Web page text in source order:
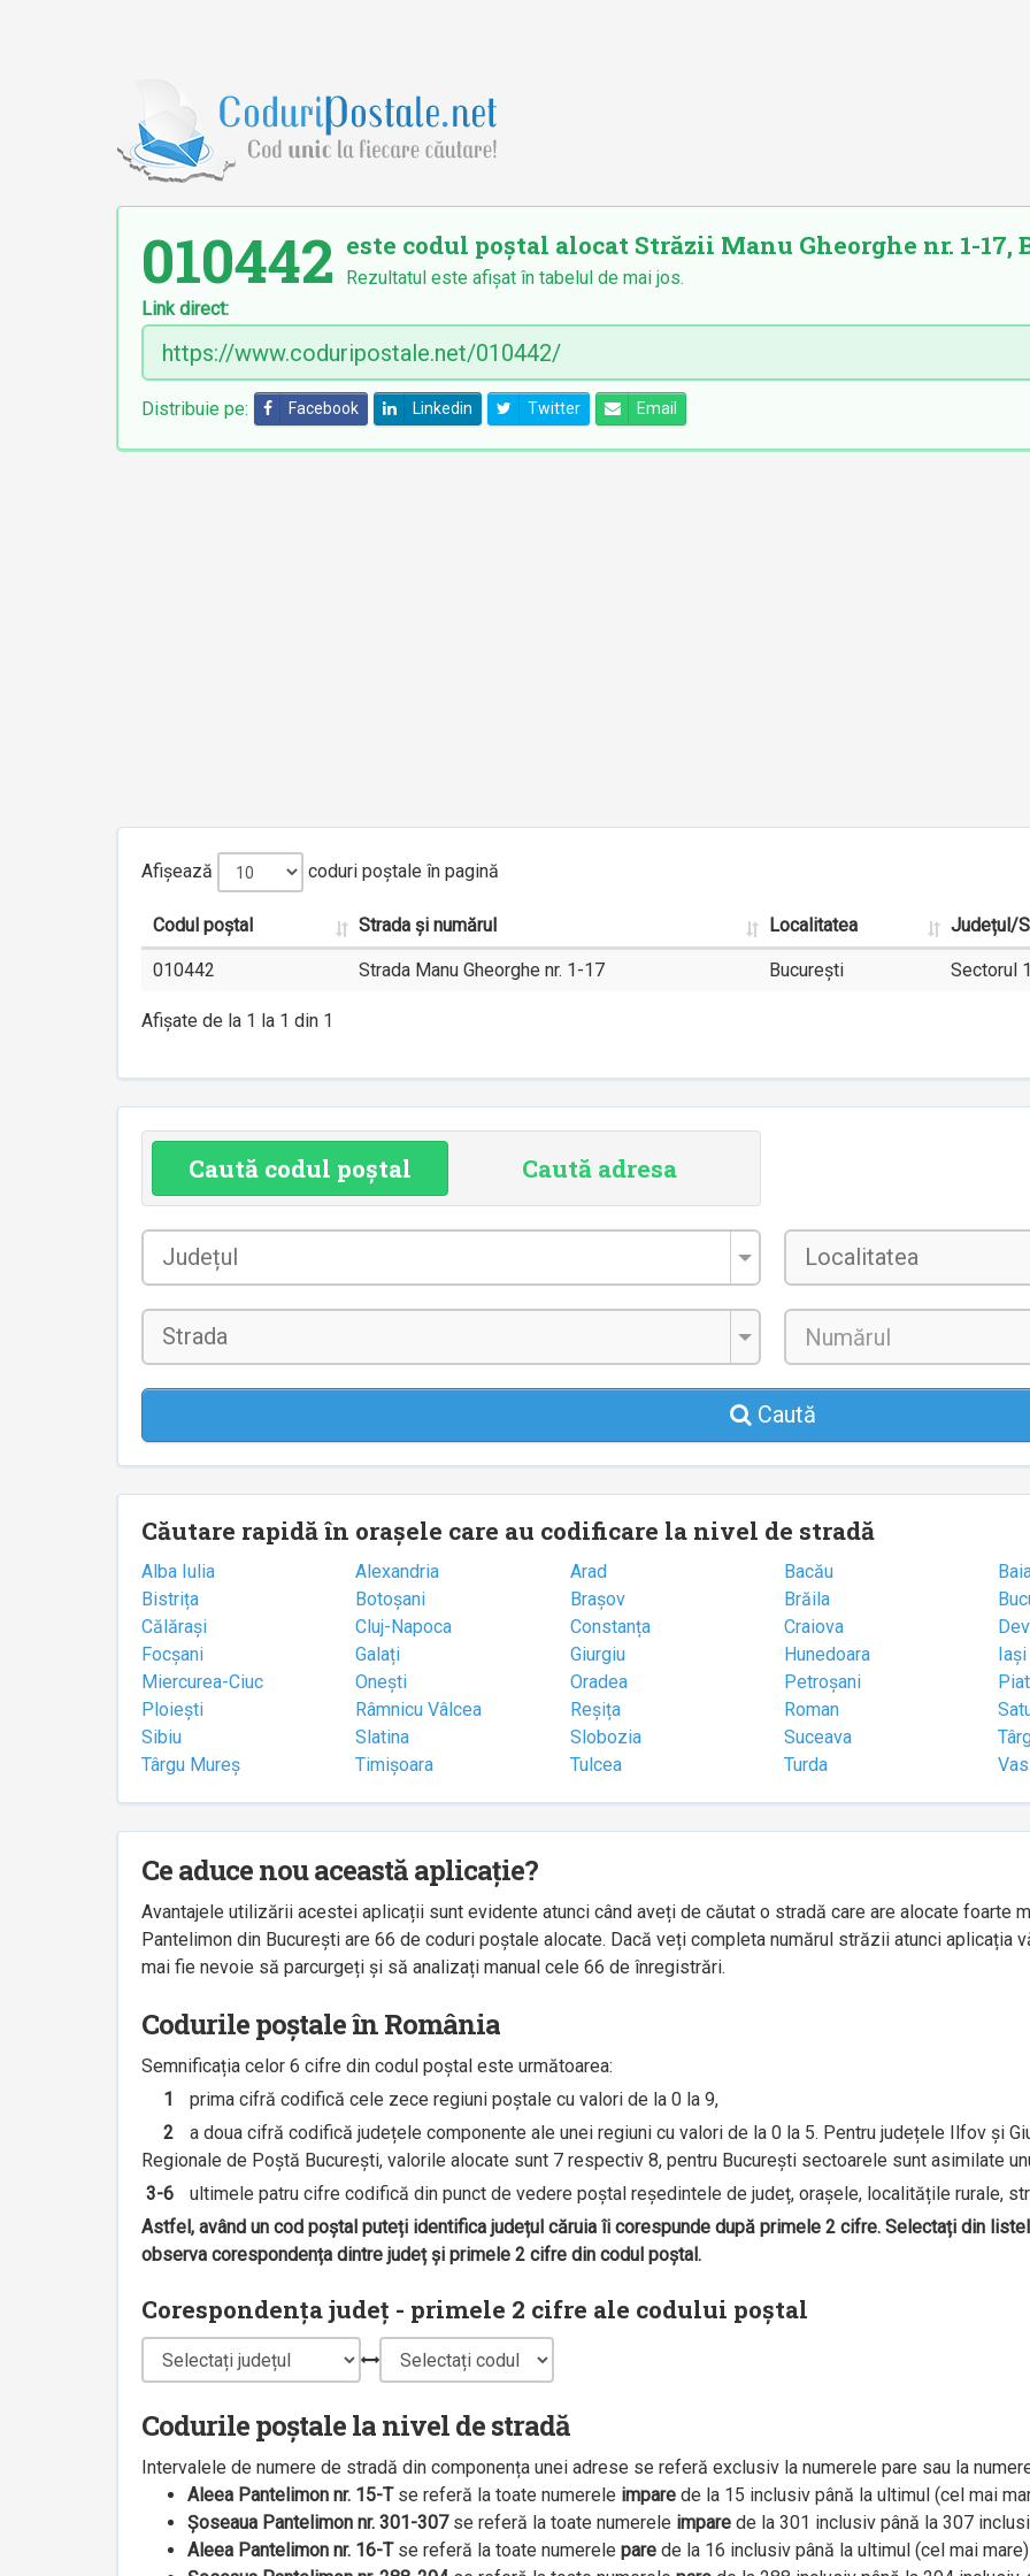
010442 este codul poștal alocat Străzii Manu Gheorghe nr. 1-17,
Rezultatul este afișat în tabelul de mai jos.
Link direct:
Distribuie pe: Facebook Linkedin Twitter Email
Afișează coduri poștale în pagină
Codul poștal Strada și numărul Localitatea Județul/
010442 Strada Manu Gheorghe nr. 1-17 București Sectorul
Afișate de la 1 la 1 din 1
Caută codul poștal Caută adresa
Caută
Căutare rapidă în orașele care au codificare la nivel de stradă
Alba Iulia Alexandria Arad Bacău
Bistrița
Botoșani Brașov Brăila
Călărași
Cluj-Napoca Constanța Craiova
Focșani
Galați Giurgiu Hunedoara
Iași
Miercurea-Ciuc
Onești Oradea Petroșani
Ploiești
Râmnicu Vâlcea Reșița Roman
Sibiu
Slatina Slobozia Suceava
Târgu Mureș
Timișoara Tulcea Turda
Ce aduce nou această aplicație?
Avantajele utilizării acestei aplicații sunt evidente atunci când aveți de căutat o stradă care are alocate foarte
Pantelimon din București are 66 de coduri poștale alocate. Dacă veți completa numărul străzii atunci aplicația
mai fie nevoie să parcurgeți și să analizați manual cele 66 de înregistrări.
Codurile poștale în România
Semnificația celor 6 cifre din codul poștal este următoarea:
1
prima cifră codifică cele zece regiuni poștale cu valori de la 0 la 9,
2
a doua cifră codifică județele componente ale unei regiuni cu valori de la 0 la 5. Pentru județele Ilfov și
Regionale de Poștă București, valorile alocate sunt 7 respectiv 8, pentru București sectoarele sunt asimilate
3-6
ultimele patru cifre codifică din punct de vedere poștal reședintele de județ, orașele, localitățile rurale,
Astfel, având un cod poștal puteți identifica județul căruia îi corespunde după primele 2 cifre. Selectați din
observa corespondența dintre județ și primele 2 cifre din codul poștal.
Corespondența județ - primele 2 cifre ale codului poștal
Codurile poștale la nivel de stradă
Intervalele de numere de stradă din componența unei adrese se referă exclusiv la numerele pare sau la
Aleea Pantelimon nr. 15-Tse referă la toate numerele impare de la 15 inclusiv până la ultimul (cel mai
Șoseaua Pantelimon nr. 301-307se referă la toate numerele impare de la 301 inclusiv până la 307
Aleea Pantelimon nr. 16-Tse referă la toate numerele pare de la 16 inclusiv până la ultimul (cel mai